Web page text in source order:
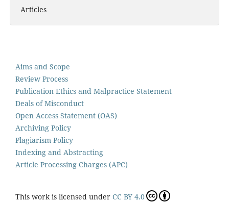
Articles
Aims and Scope
Review Process
Publication Ethics and Malpractice Statement
Deals of Misconduct
Open Access Statement (OAS)
Archiving Policy
Plagiarism Policy
Indexing and Abstracting
Article Processing Charges (APC)
This work is licensed under CC BY 4.0